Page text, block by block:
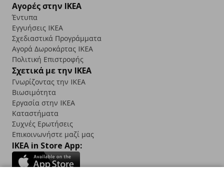
Αγορές στην IKEA
Έντυπα
Εγγυήσεις IKEA
Σχεδιαστικά Προγράμματα
Αγορά Δωρoκάρτας IKEA
Πολιτική Επιστροφής
Σχετικά με την IKEA
Γνωρίζοντας την IKEA
Βιωσιμότητα
Εργασία στην IKEA
Καταστήματα
Συχνές Ερωτήσεις
Επικοινωνήστε μαζί μας
IKEA in Store App: